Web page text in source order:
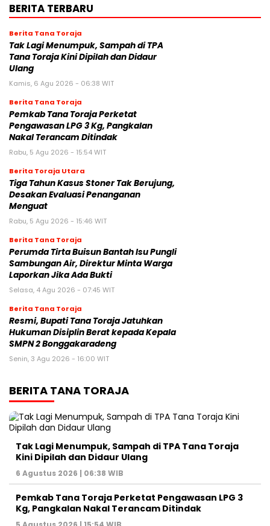
BERITA TERBARU
Berita Tana Toraja
Tak Lagi Menumpuk, Sampah di TPA
Tana Toraja Kini Dipilah dan Didaur
Ulang
Kamis, 6 Agu 2026 - 06:38 WIT
Berita Tana Toraja
Pemkab Tana Toraja Perketat
Pengawasan LPG 3 Kg, Pangkalan
Nakal Terancam Ditindak
Rabu, 5 Agu 2026 - 15:54 WIT
Berita Toraja Utara
Tiga Tahun Kasus Stoner Tak Berujung,
Desakan Evaluasi Penanganan
Menguat
Rabu, 5 Agu 2026 - 15:46 WIT
Berita Tana Toraja
Perumda Tirta Buisun Bantah Isu Pungli
Sambungan Air, Direktur Minta Warga
Laporkan Jika Ada Bukti
Selasa, 4 Agu 2026 - 07:45 WIT
Berita Tana Toraja
Resmi, Bupati Tana Toraja Jatuhkan
Hukuman Disiplin Berat kepada Kepala
SMPN 2 Bonggakaradeng
Senin, 3 Agu 2026 - 16:00 WIT
BERITA TANA TORAJA
Tak Lagi Menumpuk, Sampah di TPA Tana Toraja
Kini Dipilah dan Didaur Ulang
6 Agustus 2026 | 06:38 WIB
Pemkab Tana Toraja Perketat Pengawasan LPG 3
Kg, Pangkalan Nakal Terancam Ditindak